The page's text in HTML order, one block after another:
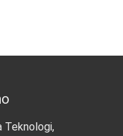
Teknologi,